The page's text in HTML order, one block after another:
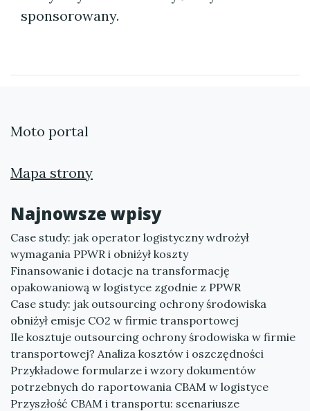
sponsorowany.
Moto portal
Mapa strony
Najnowsze wpisy
Case study: jak operator logistyczny wdrożył
wymagania PPWR i obniżył koszty
Finansowanie i dotacje na transformację
opakowaniową w logistyce zgodnie z PPWR
Case study: jak outsourcing ochrony środowiska
obniżył emisje CO2 w firmie transportowej
Ile kosztuje outsourcing ochrony środowiska w firmie
transportowej? Analiza kosztów i oszczędności
Przykładowe formularze i wzory dokumentów
potrzebnych do raportowania CBAM w logistyce
Przyszłość CBAM i transportu: scenariusze